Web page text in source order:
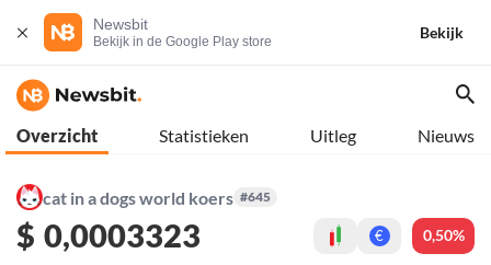
Newsbit
Bekijk in de Google Play store
Bekijk
Overzicht Statistieken Uitleg Nieuws
cat in a dogs world koers #645
$ 0,0003323 € 0,50%